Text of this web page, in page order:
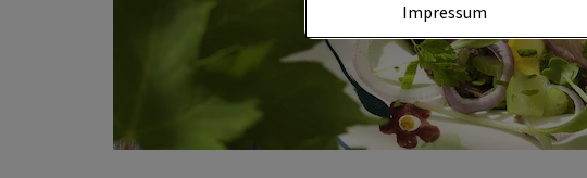
Impressum